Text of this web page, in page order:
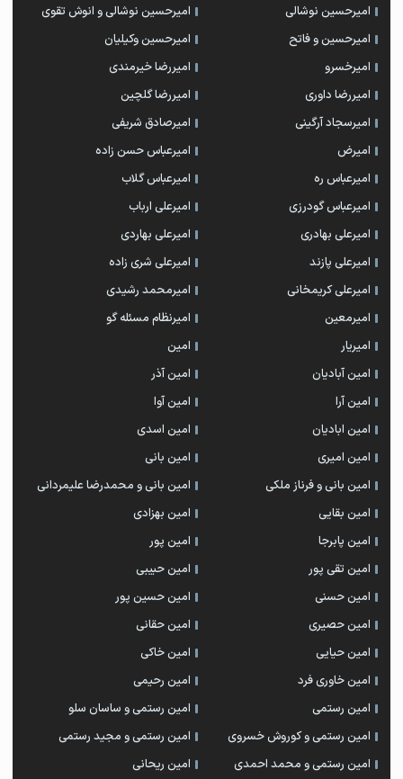
امیرحسین نوشالی
امیرحسین نوشالی و انوش تقوی
امیرحسین و فاتح
امیرحسین وکیلیان
امیرخسرو
امیررضا خیرمندی
امیررضا داوری
امیررضا گلچین
امیرسجاد آرگینی
امیرصادق شریفی
امیرض
امیرعباس حسن زاده
امیرعباس ره
امیرعباس گلاب
امیرعباس گودرزی
امیرعلی ارباب
امیرعلی بهادری
امیرعلی بهاردی
امیرعلی پازند
امیرعلی شری زاده
امیرعلی کریمخانی
امیرمحمد رشیدی
امیرمعین
امیرنظام مسئله گو
امیریار
امین
امین آبادیان
امین آذر
امین آرا
امین آوا
امین ابادیان
امین اسدی
امین امیری
امین بانی
امین بانی و فرناز ملکی
امین بانی و محمدرضا علیمردانی
امین بقایی
امین بهزادی
امین پابرجا
امین پور
امین تقی پور
امین حبیبی
امین حسنی
امین حسین پور
امین حصیری
امین حقانی
امین حیایی
امین خاکی
امین خاوری فرد
امین رحیمی
امین رستمی
امین رستمی و ساسان سلو
امین رستمی و کوروش خسروی
امین رستمی و مجید رستمی
امین رستمی و محمد احمدی
امین ریحانی